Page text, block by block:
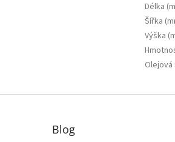
Délka
Šířka
Výška
Olejová
Blog